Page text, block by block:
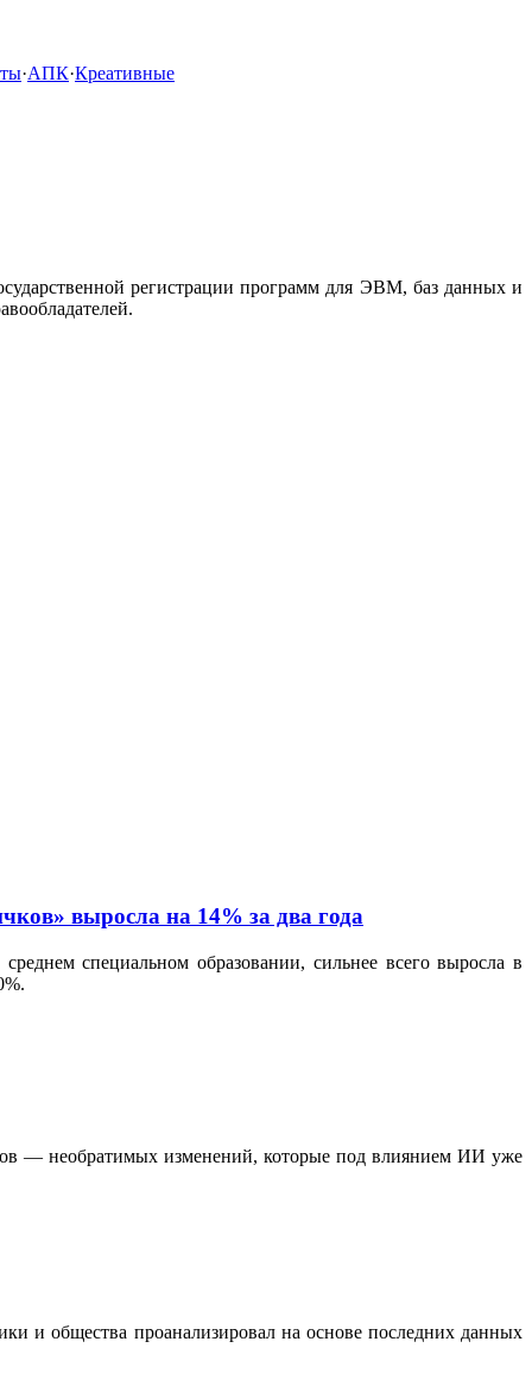
·АПК·Креативные
регистрации программ для ЭВМ, баз данных и
выросла на 14% за два года
специальном образовании, сильнее всего выросла в
— необратимых изменений, которые под влиянием ИИ уже
и общества проанализировал на основе последних данных